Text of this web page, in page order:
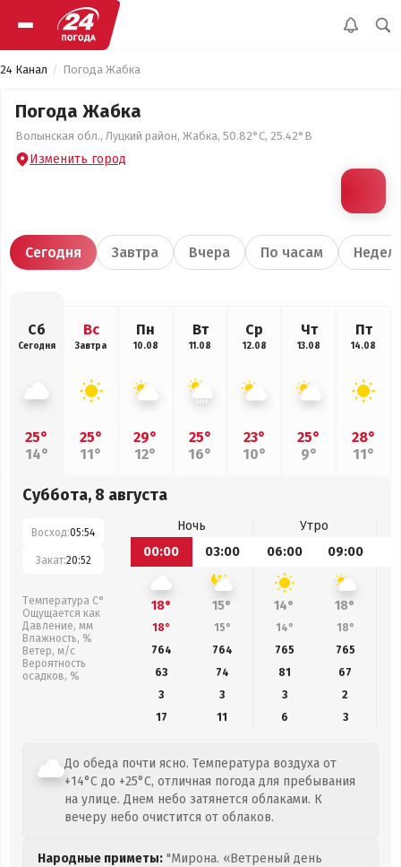
24 Канал Погода Жабка
Погода Жабка
Волынская обл., Луцкий район, Жабка, 50.82°С, 25.42°В
Изменить город
Сегодня Завтра Вчера По часам
Сб
Сегодня
25°
14°
Вс
Завтра
25°
11°
Пн
10.08
29°
12°
Вт
11.08
25°
16°
Ср
12.08
23°
10°
Чт
13.08
25°
9°
Пт
14.08
28°
11°
Суббота, 8 августа
Восход:05:54
Закат:20:52
Температура С°
Ощущается как
Давление, мм
Влажность, %
Ветер, м/с
Вероятность
осадков, %
Ночь
Утро
00:00
03:00 06:00 09:00
18° 15° 14° 18°
18° 15° 14° 18°
764
764 765 765
63
74 81 67
3
3 3
2
17
11 6 3
До обеда почти ясно. Температура воздуха от
+14°C до +25°C, отличная погода для пребывания
на улице. Днем небо затянется облаками. К
вечеру небо очистится от облаков.
Народные приметы: "Мирона. «Ветреный день